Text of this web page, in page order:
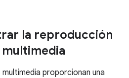
la reproducción
multimedia
multimedia proporcionan una